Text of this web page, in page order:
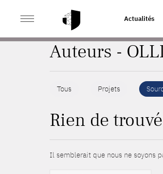
Actualités
ACCUEIL
Auteurs -
Tous Projets
Rien de trouvé
Il semblerait que nous ne soyons